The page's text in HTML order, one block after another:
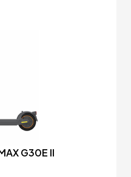
G30E II